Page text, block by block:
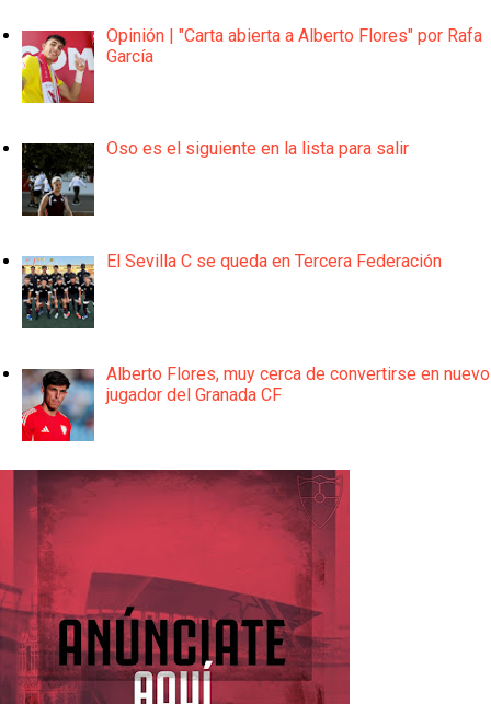
Opinión | "Carta abierta a Alberto Flores" por Rafa
García
Oso es el siguiente en la lista para salir
El Sevilla C se queda en Tercera Federación
Alberto Flores, muy cerca de convertirse en nuevo
jugador del Granada CF